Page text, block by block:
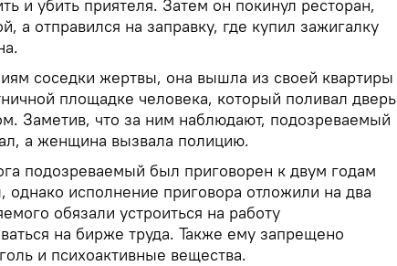
и убить приятеля. Затем он покинул ресторан,
а отправился на заправку, где купил зажигалку
соседки жертвы, она вышла из своей квартиры
площадке человека, который поливал дверь
Заметив, что за ним наблюдают, подозреваемый
а женщина вызвала полицию.
подозреваемый был приговорен к двум годам
исполнение приговора отложили на два
обязали устроиться на работу
на бирже труда. Также ему запрещено
и психоактивные вещества.